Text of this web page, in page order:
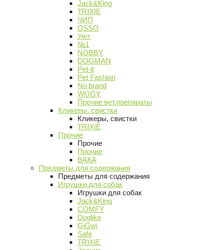
Jack&King
TRIXIE
ЧИП
OSSO
Уют
№1
NOBBY
DOGMAN
Pet-it
Pet Fashion
No brand
WOGY
Прочие вет.препараты
Кликеры, свистки
Кликеры, свистки
TRIXIE
Прочие
Прочие
Прочие
ВАКА
Предметы для содержания
Предметы для содержания
Игрушки для собак
Игрушки для собак
Jack&King
COMFY
Doglike
GiGwi
Safe
TRIXIE